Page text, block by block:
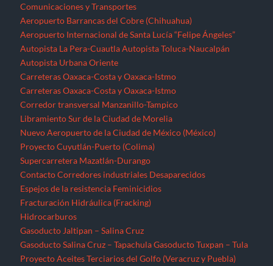
Comunicaciones y Transportes
Aeropuerto Barrancas del Cobre (Chihuahua)
Aeropuerto Internacional de Santa Lucía “Felipe Ángeles”
Autopista La Pera-Cuautla Autopista Toluca-Naucalpán
Autopista Urbana Oriente
Carreteras Oaxaca-Costa y Oaxaca-Istmo
Carreteras Oaxaca-Costa y Oaxaca-Istmo
Corredor transversal Manzanillo-Tampico
Libramiento Sur de la Ciudad de Morelia
Nuevo Aeropuerto de la Ciudad de México (México)
Proyecto Cuyutlán-Puerto (Colima)
Supercarretera Mazatlán-Durango
Contacto Corredores industriales Desaparecidos
Espejos de la resistencia Feminicidios
Fracturación Hidráulica (Fracking)
Hidrocarburos
Gasoducto Jaltipan – Salina Cruz
Gasoducto Salina Cruz – Tapachula Gasoducto Tuxpan – Tula
Proyecto Aceites Terciarios del Golfo (Veracruz y Puebla)